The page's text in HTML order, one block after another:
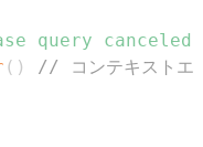
query
( )
// コンテキストエ